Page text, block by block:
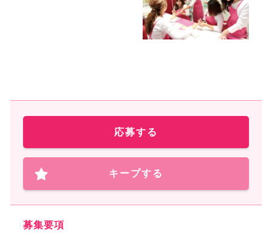
応募する
キープする
募集要項